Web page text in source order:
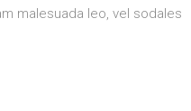
malesuada leo, vel sodales